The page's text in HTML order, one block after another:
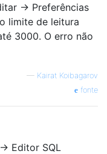
→ Preferências
limite de leitura
3000. O erro não
— Kairat Koibagarov
fonte
Editor SQL